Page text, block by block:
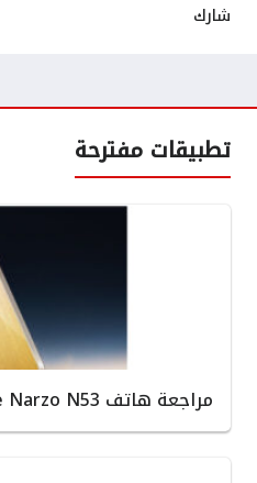
شارك
تطبيقات مفترحة
مراجعة هاتف Realme Narzo N53 الأنيق